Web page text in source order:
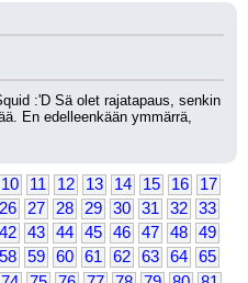
:'D Sä olet rajatapaus, senkin
En edelleenkään ymmärrä,
10 11 12 13 14 15 16
17
26 27 28 29 30 31 32
33
42 43 44 45 46 47 48
49
58 59 60 61 62 63 64
65